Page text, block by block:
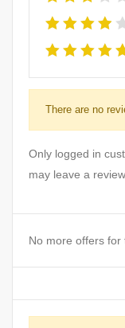
There are no
Only logged in
may leave a review.
No more offers for